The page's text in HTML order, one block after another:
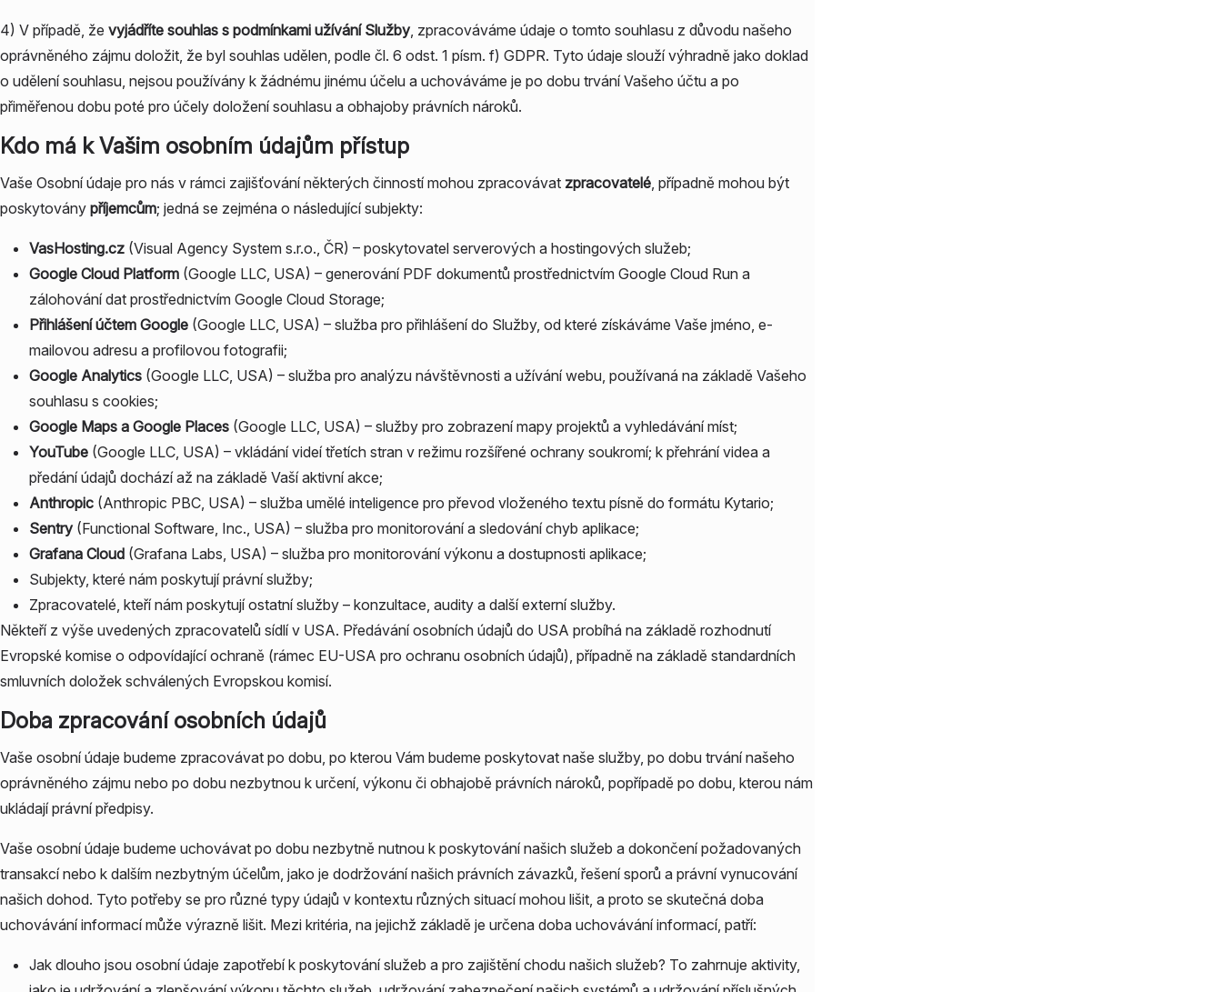
4) V případě, že vyjádříte souhlas s podmínkami užívání Služby, zpracováváme údaje o tomto souhlasu z důvodu našeho
oprávněného zájmu doložit, že byl souhlas udělen, podle čl. 6 odst. 1 písm. f) GDPR. Tyto údaje slouží výhradně jako doklad
o udělení souhlasu, nejsou používány k žádnému jinému účelu a uchováváme je po dobu trvání Vašeho účtu a po
přiměřenou dobu poté pro účely doložení souhlasu a obhajoby právních nároků.
Kdo má k Vašim osobním údajům přístup
Vaše Osobní údaje pro nás v rámci zajišťování některých činností mohou zpracovávat zpracovatelé, případně mohou být
poskytovány příjemcům; jedná se zejména o následující subjekty:
VasHosting.cz (Visual Agency System s.r.o., ČR) – poskytovatel serverových a hostingových služeb;
Google Cloud Platform (Google LLC, USA) – generování PDF dokumentů prostřednictvím Google Cloud Run a
zálohování dat prostřednictvím Google Cloud Storage;
Přihlášení účtem Google (Google LLC, USA) – služba pro přihlášení do Služby, od které získáváme Vaše jméno, e-
mailovou adresu a profilovou fotografii;
Google Analytics (Google LLC, USA) – služba pro analýzu návštěvnosti a užívání webu, používaná na základě Vašeho
souhlasu s cookies;
Google Maps a Google Places (Google LLC, USA) – služby pro zobrazení mapy projektů a vyhledávání míst;
YouTube (Google LLC, USA) – vkládání videí třetích stran v režimu rozšířené ochrany soukromí; k přehrání videa a
předání údajů dochází až na základě Vaší aktivní akce;
Anthropic (Anthropic PBC, USA) – služba umělé inteligence pro převod vloženého textu písně do formátu Kytario;
Sentry(Functional Software, Inc., USA) – služba pro monitorování a sledování chyb aplikace;
Grafana Cloud (Grafana Labs, USA) – služba pro monitorování výkonu a dostupnosti aplikace;
Subjekty, které nám poskytují právní služby;
Zpracovatelé, kteří nám poskytují ostatní služby – konzultace, audity a další externí služby.
Někteří z výše uvedených zpracovatelů sídlí v USA. Předávání osobních údajů do USA probíhá na základě rozhodnutí
Evropské komise o odpovídající ochraně (rámec EU-USA pro ochranu osobních údajů), případně na základě standardních
smluvních doložek schválených Evropskou komisí.
Doba zpracování osobních údajů
Vaše osobní údaje budeme zpracovávat po dobu, po kterou Vám budeme poskytovat naše služby, po dobu trvání našeho
oprávněného zájmu nebo po dobu nezbytnou k určení, výkonu či obhajobě právních nároků, popřípadě po dobu, kterou nám
ukládají právní předpisy.
Vaše osobní údaje budeme uchovávat po dobu nezbytně nutnou k poskytování našich služeb a dokončení požadovaných
transakcí nebo k dalším nezbytným účelům, jako je dodržování našich právních závazků, řešení sporů a právní vynucování
našich dohod. Tyto potřeby se pro různé typy údajů v kontextu různých situací mohou lišit, a proto se skutečná doba
uchovávání informací může výrazně lišit. Mezi kritéria, na jejichž základě je určena doba uchovávání informací, patří:
Jak dlouho jsou osobní údaje zapotřebí k poskytování služeb a pro zajištění chodu našich služeb? To zahrnuje aktivity,